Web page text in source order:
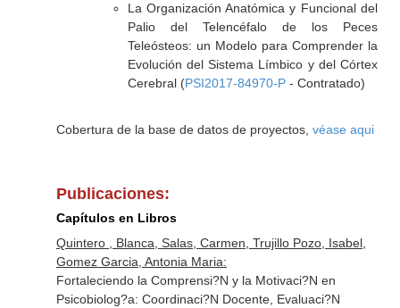
La Organización Anatómica y Funcional del
Palio del Telencéfalo de los Peces
Teleósteos: un Modelo para Comprender la
Evolución del Sistema Límbico y del Córtex
Cerebral (PSI2017-84970-P- Contratado)
Cobertura de la base de datos de proyectos, véase aqui
Publicaciones:
Capítulos en Libros
Quintero , Blanca, Salas, Carmen, Trujillo Pozo, Isabel,
Gomez Garcia, Antonia Maria:
Fortaleciendo la Comprensi?N y la Motivaci?N en
Psicobiolog?a: Coordinaci?N Docente, Evaluaci?N